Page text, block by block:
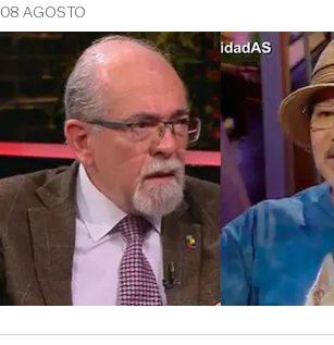
08 AGOSTO